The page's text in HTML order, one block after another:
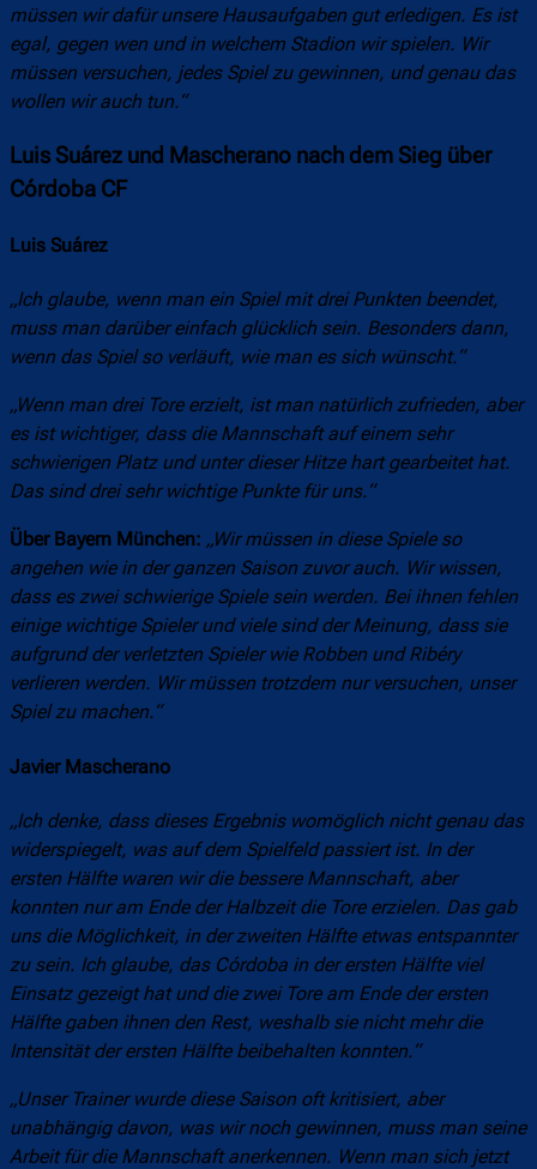
müssen wir dafür unsere Hausaufgaben gut erledigen. Es ist
egal, gegen wen und in welchem Stadion wir spielen. Wir
müssen versuchen, jedes Spiel zu gewinnen, und genau das
wollen wir auch tun.“
Luis Suárez und Mascherano nach dem Sieg über
Córdoba CF
Luis Suárez
„Ich glaube, wenn man ein Spiel mit drei Punkten beendet,
muss man darüber einfach glücklich sein. Besonders dann,
wenn das Spiel so verläuft, wie man es sich wünscht.“
„Wenn man drei Tore erzielt, ist man natürlich zufrieden, aber
es ist wichtiger, dass die Mannschaft auf einem sehr
schwierigen Platz und unter dieser Hitze hart gearbeitet hat.
Das sind drei sehr wichtige Punkte für uns.“
Über Bayern München: „Wir müssen in diese Spiele so
angehen wie in der ganzen Saison zuvor auch. Wir wissen,
dass es zwei schwierige Spiele sein werden. Bei ihnen fehlen
einige wichtige Spieler und viele sind der Meinung, dass sie
aufgrund der verletzten Spieler wie Robben und Ribéry
verlieren werden. Wir müssen trotzdem nur versuchen, unser
Spiel zu machen.“
Javier Mascherano
„Ich denke, dass dieses Ergebnis womöglich nicht genau das
widerspiegelt, was auf dem Spielfeld passiert ist. In der
ersten Hälfte waren wir die bessere Mannschaft, aber
konnten nur am Ende der Halbzeit die Tore erzielen. Das gab
uns die Möglichkeit, in der zweiten Hälfte etwas entspannter
zu sein. Ich glaube, das Córdoba in der ersten Hälfte viel
Einsatz gezeigt hat und die zwei Tore am Ende der ersten
Hälfte gaben ihnen den Rest, weshalb sie nicht mehr die
Intensität der ersten Hälfte beibehalten konnten.“
„Unser Trainer wurde diese Saison oft kritisiert, aber
unabhängig davon, was wir noch gewinnen, muss man seine
Arbeit für die Mannschaft anerkennen. Wenn man sich jetzt